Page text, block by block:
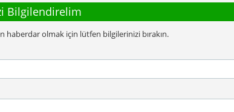
Bilgilendirelim
haberdar olmak için lütfen bilgilerinizi bırakın.